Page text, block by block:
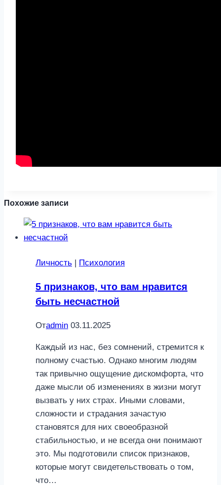
Похожие записи
Личность Психология
5 признаков, что вам нравится
быть несчастной
Отadmin 03.11.2025
Каждый из нас, без сомнений, стремится к
полному счастью. Однако многим людям
так привычно ощущение дискомфорта, что
даже мысли об изменениях в жизни могут
вызвать у них страх. Иными словами,
сложности и страдания зачастую
становятся для них своеобразной
стабильностью, и не всегда они понимают
это. Мы подготовили список признаков,
которые могут свидетельствовать о том,
что…